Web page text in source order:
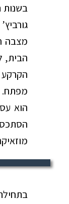
מצבה
הבית,
הקרקע
מפתח.
הוא